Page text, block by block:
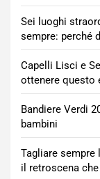
Sei luoghi
sempre: perché
Capelli Lisci e
ottenere questo
Bandiere Verdi
bambini
Tagliare sempre
il retroscena